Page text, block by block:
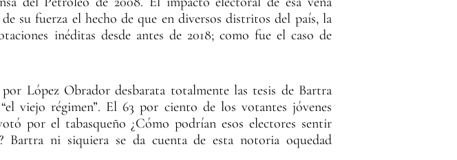
su fuerza el hecho de que en diversos distritos del país, la
inéditas desde antes de 2018; como fue el caso de
López Obrador desbarata totalmente las tesis de Bartra
viejo régimen”. El 63 por ciento de los votantes jóvenes
por el tabasqueño ¿Cómo podrían esos electores sentir
ni siquiera se da cuenta de esta notoria oquedad